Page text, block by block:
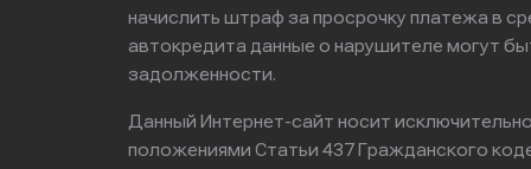
начислить штраф за просрочку платежа в
автокредита данные о нарушителе могут
задолженности.
Данный Интернет-сайт носит
положениями Статьи 437 Гражданского